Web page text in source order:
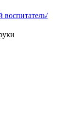
воспитатель/